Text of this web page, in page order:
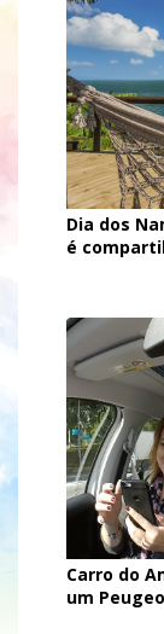
Dia dos
é
Carro do
um